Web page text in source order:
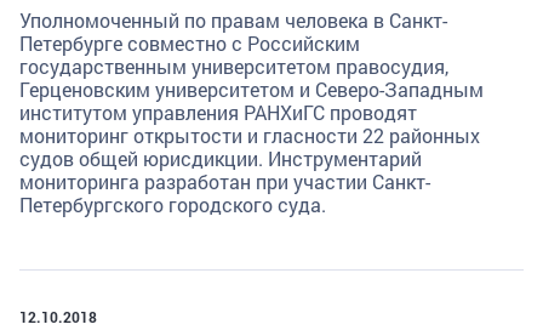
Уполномоченный по правам человека в Санкт-
Петербурге совместно с Российским
государственным университетом правосудия,
Герценовским университетом и Северо-Западным
институтом управления РАНХиГС проводят
мониторинг открытости и гласности 22 районных
судов общей юрисдикции. Инструментарий
мониторинга разработан при участии Санкт-
Петербургского городского суда.
12.10.2018